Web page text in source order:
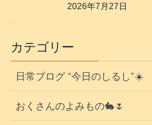
2026年7月27日
カテゴリー
日常ブログ “今日のしるし”☀️
おくさんのよみもの🐇🌷